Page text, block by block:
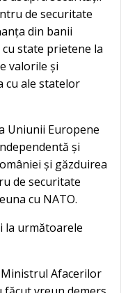
de securitate
din banii
state prietene la
valorile și
cu ale statelor
Uniunii Europene
și
și găzduirea
de securitate
cu NATO.
la următoarele
Ministrul Afacerilor